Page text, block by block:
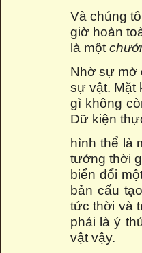
Và chúng
giờ hoàn
là một
Nhờ sự mờ
sự vật. Mặt
gì không
Dữ kiện
hình thể là
tưởng thời
biển đổi
bản cấu
tức thời và
phải là ý
vật vậy.